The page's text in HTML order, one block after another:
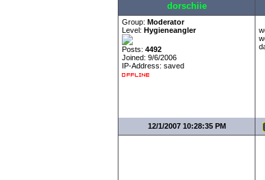
dorschiie
Group: Moderator
Level: Hygieneangler
Posts: 4492
Joined: 9/6/2006
IP-Address: saved
12/1/2007 10:28:35 PM